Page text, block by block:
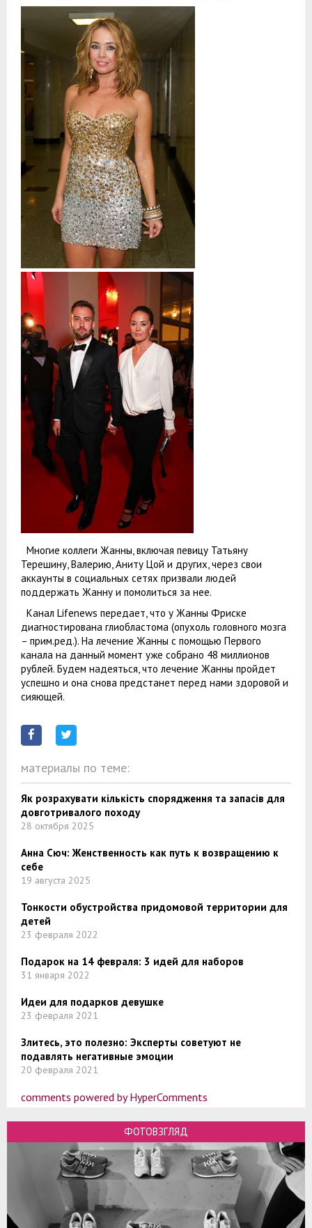
Многие коллеги Жанны, включая певицу Татьяну
Терешину, Валерию, Аниту Цой и других, через свои
аккаунты в социальных сетях призвали людей
поддержать Жанну и помолиться за нее.
Канал Lifenews передает, что у Жанны Фриске
диагностирована глиобластома (опухоль головного мозга
– прим.ред.). На лечение Жанны с помощью Первого
канала на данный момент уже собрано 48 миллионов
рублей. Будем надеяться, что лечение Жанны пройдет
успешно и она снова предстанет перед нами здоровой и
сияющей.
материалы по теме:
Як розрахувати кількість спорядження та запасів для
довготривалого походу
28 октября 2025
Анна Сюч: Женственность как путь к возвращению к
себе
19 августа 2025
Тонкости обустройства придомовой территории для
детей
23 февраля 2022
Подарок на 14 февраля: 3 идей для наборов
31 января 2022
Идеи для подарков девушке
23 февраля 2021
Злитесь, это полезно: Эксперты советуют не
подавлять негативные эмоции
20 февраля 2021
comments powered by HyperComments
ФОТОВЗГЛЯД